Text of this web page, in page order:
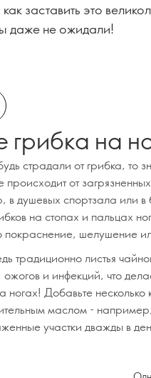
как заставить это
даже не ожидали!
грибка на
страдали от грибка, то
от
душевых спортзала или в
на стопах и пальцах
покраснение, шелушение
традиционно листья
и инфекций, что
ногах! Добавьте
маслом -
участки дважды в